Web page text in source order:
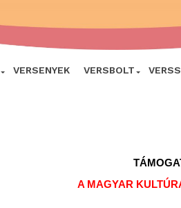
VERSENYEK VERSBOLT
A MAGYAR